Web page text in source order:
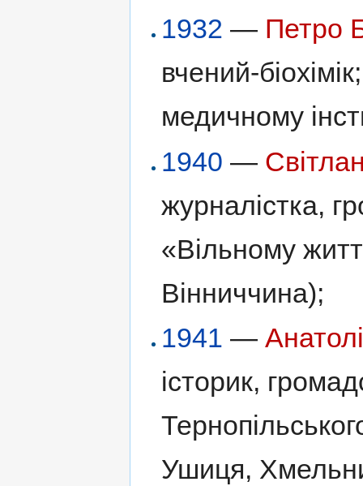
1932 — Петро
вчений-
медичному
1940 —
журналістка,
«Вільному
Вінниччина);
1941 —
історик,
Ушиця,